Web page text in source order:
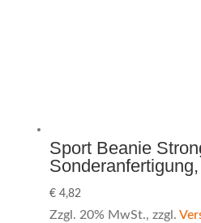
Sport Beanie
€4,82
Zzgl. 20% MwSt., zzgl.